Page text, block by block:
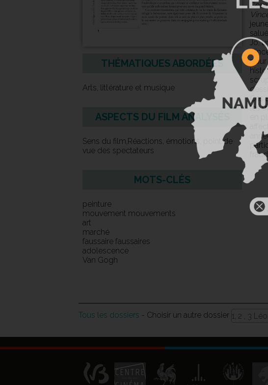
THÉMATIQUES ABORDÉES
Arts, littérature et musique
ASPECTS DU FILM ANALYSÉS
Sens du film,Réactions, émotions, point de
vue des spectateurs
MOTS-CLÉS
peinture
mouvement mouvements
art
marché
faussaire faussaires
adolescence
Van Gogh
Jo,
pour
Ces
les
en
Tous les dossiers - Choisir un autre dossier 1, 2 , 3